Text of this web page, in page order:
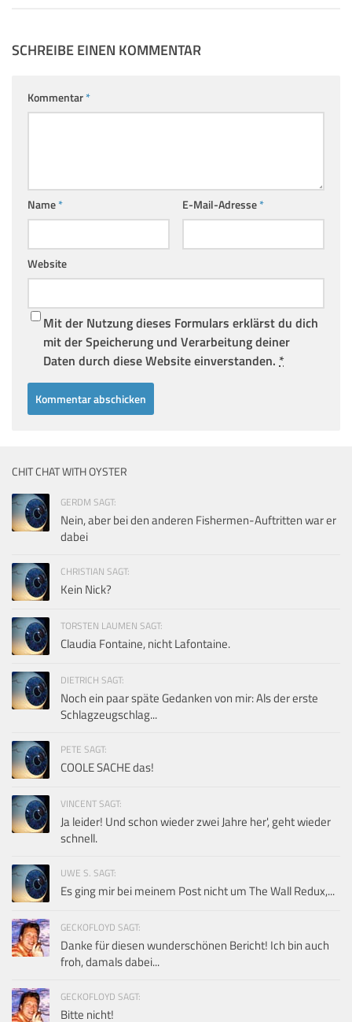
SCHREIBE EINEN KOMMENTAR
Kommentar*
Name* E-Mail-Adresse*
Website
Mit der Nutzung dieses Formulars erklärst du dich
mit der Speicherung und Verarbeitung deiner
Daten durch diese Website einverstanden. *
CHIT CHAT WITH OYSTER
GERDM SAGT:
Nein, aber bei den anderen Fishermen-Auftritten war er
dabei
CHRISTIAN SAGT:
Kein Nick?
TORSTEN LAUMEN SAGT:
Claudia Fontaine, nicht Lafontaine.
DIETRICH SAGT:
Noch ein paar späte Gedanken von mir: Als der erste
Schlagzeugschlag...
PETE SAGT:
COOLE SACHE das!
VINCENT SAGT:
Ja leider! Und schon wieder zwei Jahre her', geht wieder
schnell.
UWE S. SAGT:
Es ging mir bei meinem Post nicht um The Wall Redux,...
GECKOFLOYD SAGT:
Danke für diesen wunderschönen Bericht! Ich bin auch
froh, damals dabei...
GECKOFLOYD SAGT:
Bitte nicht!